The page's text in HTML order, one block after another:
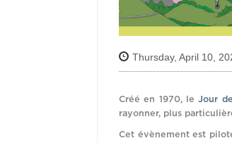
Thursday, April 10,
Créé en 1970, leJour
rayonner, plus
Cet évènement est